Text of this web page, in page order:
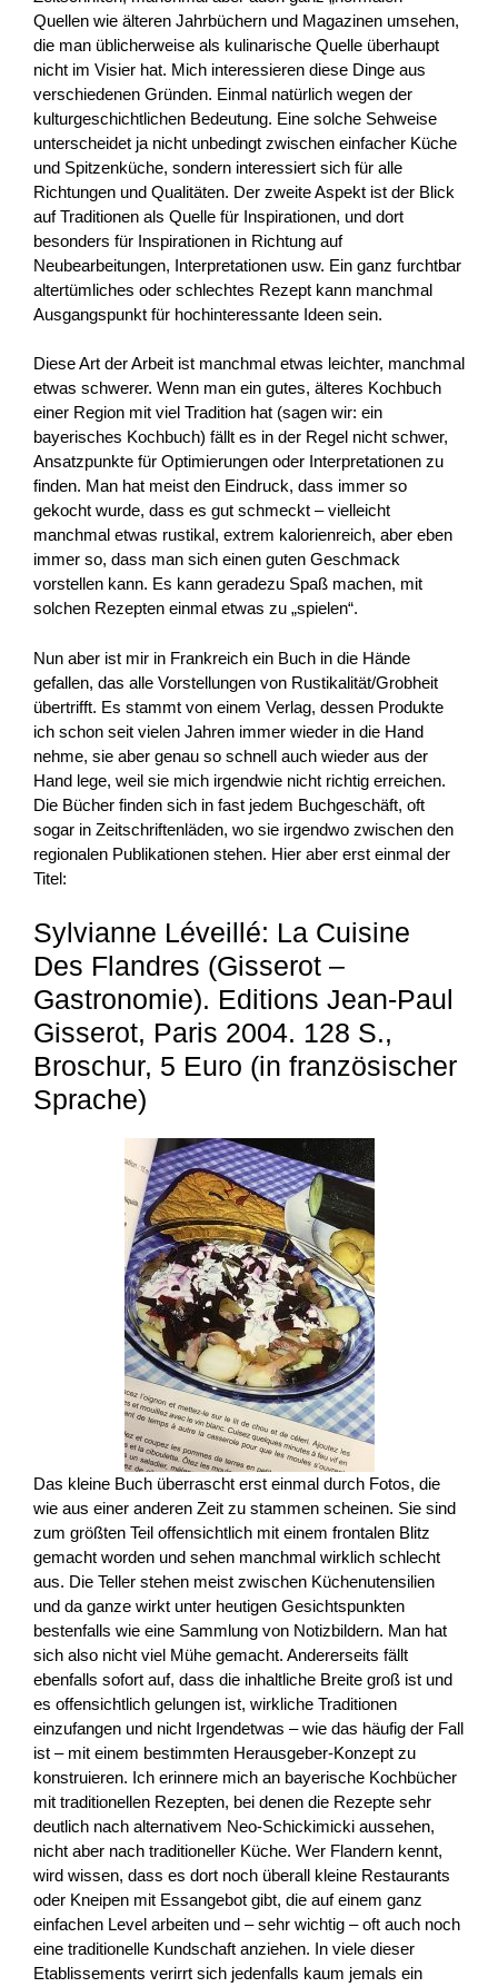
Quellen wie älteren Jahrbüchern und Magazinen umsehen,
die man üblicherweise als kulinarische Quelle überhaupt
nicht im Visier hat. Mich interessieren diese Dinge aus
verschiedenen Gründen. Einmal natürlich wegen der
kulturgeschichtlichen Bedeutung. Eine solche Sehweise
unterscheidet ja nicht unbedingt zwischen einfacher Küche
und Spitzenküche, sondern interessiert sich für alle
Richtungen und Qualitäten. Der zweite Aspekt ist der Blick
auf Traditionen als Quelle für Inspirationen, und dort
besonders für Inspirationen in Richtung auf
Neubearbeitungen, Interpretationen usw. Ein ganz furchtbar
altertümliches oder schlechtes Rezept kann manchmal
Ausgangspunkt für hochinteressante Ideen sein.
Diese Art der Arbeit ist manchmal etwas leichter, manchmal
etwas schwerer. Wenn man ein gutes, älteres Kochbuch
einer Region mit viel Tradition hat (sagen wir: ein
bayerisches Kochbuch) fällt es in der Regel nicht schwer,
Ansatzpunkte für Optimierungen oder Interpretationen zu
finden. Man hat meist den Eindruck, dass immer so
gekocht wurde, dass es gut schmeckt – vielleicht
manchmal etwas rustikal, extrem kalorienreich, aber eben
immer so, dass man sich einen guten Geschmack
vorstellen kann. Es kann geradezu Spaß machen, mit
solchen Rezepten einmal etwas zu „spielen“.
Nun aber ist mir in Frankreich ein Buch in die Hände
gefallen, das alle Vorstellungen von Rustikalität/Grobheit
übertrifft. Es stammt von einem Verlag, dessen Produkte
ich schon seit vielen Jahren immer wieder in die Hand
nehme, sie aber genau so schnell auch wieder aus der
Hand lege, weil sie mich irgendwie nicht richtig erreichen.
Die Bücher finden sich in fast jedem Buchgeschäft, oft
sogar in Zeitschriftenläden, wo sie irgendwo zwischen den
regionalen Publikationen stehen. Hier aber erst einmal der
Titel:
Sylvianne Léveillé: La Cuisine
Des Flandres (Gisserot –
Gastronomie). Editions Jean-Paul
Gisserot, Paris 2004. 128 S.,
Broschur, 5 Euro (in französischer
Sprache)
Das kleine Buch überrascht erst einmal durch Fotos, die
wie aus einer anderen Zeit zu stammen scheinen. Sie sind
zum größten Teil offensichtlich mit einem frontalen Blitz
gemacht worden und sehen manchmal wirklich schlecht
aus. Die Teller stehen meist zwischen Küchenutensilien
und da ganze wirkt unter heutigen Gesichtspunkten
bestenfalls wie eine Sammlung von Notizbildern. Man hat
sich also nicht viel Mühe gemacht. Andererseits fällt
ebenfalls sofort auf, dass die inhaltliche Breite groß ist und
es offensichtlich gelungen ist, wirkliche Traditionen
einzufangen und nicht Irgendetwas – wie das häufig der Fall
ist – mit einem bestimmten Herausgeber-Konzept zu
konstruieren. Ich erinnere mich an bayerische Kochbücher
mit traditionellen Rezepten, bei denen die Rezepte sehr
deutlich nach alternativem Neo-Schickimicki aussehen,
nicht aber nach traditioneller Küche. Wer Flandern kennt,
wird wissen, dass es dort noch überall kleine Restaurants
oder Kneipen mit Essangebot gibt, die auf einem ganz
einfachen Level arbeiten und – sehr wichtig – oft auch noch
eine traditionelle Kundschaft anziehen. In viele dieser
Etablissements verirrt sich jedenfalls kaum jemals ein